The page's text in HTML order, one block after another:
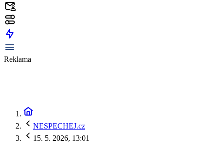
Reklama
NESPECHEJ.cz
15. 5. 2026, 13:01